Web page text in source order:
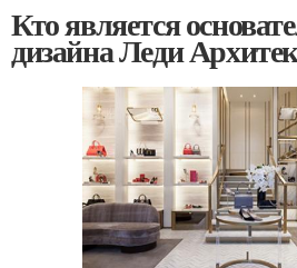
Кто является
дизайна Леди